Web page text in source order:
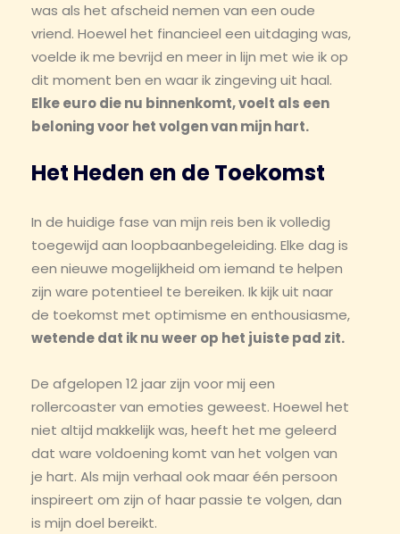
was als het afscheid nemen van een oude
vriend. Hoewel het financieel een uitdaging was,
voelde ik me bevrijd en meer in lijn met wie ik op
dit moment ben en waar ik zingeving uit haal.
Elke euro die nu binnenkomt, voelt als een
beloning voor het volgen van mijn hart.
Het Heden en de Toekomst
In de huidige fase van mijn reis ben ik volledig
toegewijd aan loopbaanbegeleiding. Elke dag is
een nieuwe mogelijkheid om iemand te helpen
zijn ware potentieel te bereiken. Ik kijk uit naar
de toekomst met optimisme en enthousiasme,
wetende dat ik nu weer op het juiste pad zit.
De afgelopen 12 jaar zijn voor mij een
rollercoaster van emoties geweest. Hoewel het
niet altijd makkelijk was, heeft het me geleerd
dat ware voldoening komt van het volgen van
je hart. Als mijn verhaal ook maar één persoon
inspireert om zijn of haar passie te volgen, dan
is mijn doel bereikt.